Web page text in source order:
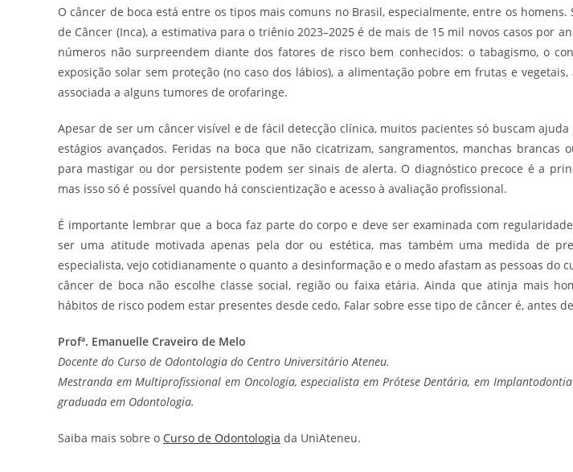
O câncer de boca está entre os tipos mais comuns no Brasil, especialmente, entre os
de Câncer (Inca), a estimativa para o triênio 2023–2025 é de mais de 15 mil novos casos por
números não surpreendem diante dos fatores de risco bem conhecidos: o tabagismo, o
exposição solar sem proteção (no caso dos lábios), a alimentação pobre em frutas e vegetais,
associada a alguns tumores de orofaringe.
Apesar de ser um câncer visível e de fácil detecção clínica, muitos pacientes só buscam
estágios avançados. Feridas na boca que não cicatrizam, sangramentos, manchas brancas
para mastigar ou dor persistente podem ser sinais de alerta. O diagnóstico precoce é a
mas isso só é possível quando há conscientização e acesso à avaliação profissional.
É importante lembrar que a boca faz parte do corpo e deve ser examinada com
ser uma atitude motivada apenas pela dor ou estética, mas também uma medida de
especialista, vejo cotidianamente o quanto a desinformação e o medo afastam as pessoas do
câncer de boca não escolhe classe social, região ou faixa etária. Ainda que atinja mais
hábitos de risco podem estar presentes desde cedo. Falar sobre esse tipo de câncer é, antes
Profª. Emanuelle Craveiro de Melo
Docente do Curso de Odontologia do Centro Universitário Ateneu.
Mestranda em Multiprofissional em Oncologia, especialista em Prótese Dentária, em
graduada em Odontologia.
Saiba mais sobre o Curso de Odontologia da UniAteneu.